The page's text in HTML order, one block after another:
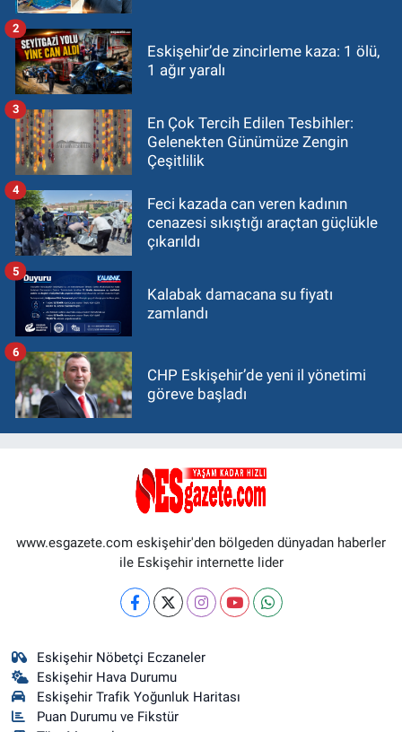
Eskişehir’de zincirleme kaza: 1 ölü,
1 ağır yaralı
2
En Çok Tercih Edilen Tesbihler:
Gelenekten Günümüze Zengin
Çeşitlilik
3
Feci kazada can veren kadının
cenazesi sıkıştığı araçtan güçlükle
çıkarıldı
4
Kalabak damacana su fiyatı
zamlandı
5
CHP Eskişehir’de yeni il yönetimi
göreve başladı
6
www.esgazete.com eskişehir'den bölgeden dünyadan haberler
ile Eskişehir internette lider
Eskişehir Nöbetçi Eczaneler
Eskişehir Hava Durumu
Eskişehir Trafik Yoğunluk Haritası
Puan Durumu ve Fikstür